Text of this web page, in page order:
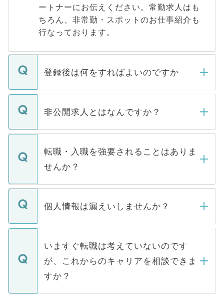
ートナーにお伝えください。常勤求人はも
ちろん、非常勤・スポットのお仕事紹介も
行なっております。
登録後は何をすればよいのですか
ご登録いただきましたら、弊社担当者がご
登録内容を確認し、その後メールもしくは
ます。通常、5営業日以内にはご連絡をせて
いただきますので、しばらくお待ちくださ
い。
非公開求人とはなんですか？
マイナビDOCTORで取り扱っている求人の
うち約3割は、Webサイトからご覧いただ
けない「非公開求人」です。非公開求人は
下記の理由によって、一般には公開してい
ません。
■応募殺到を避けるため 人気のある医療機
関を公にしてしまうと、応募が殺到する場
に、医療機関が求める条件に合った人材の
みを人材紹介会社に依頼するケースが増え
ています。
転職・入職を強要されることはありま
せんか？
転職・入職を強要することは一切ありませ
ん。また、仮に応募先から内定をいただい
定を承諾する必要はありません。内定先へ
の辞退の連絡はキャリアパートナーが行い
ますので、ご安心ください。
個人情報は漏えいしませんか？
個人情報が漏えいすることはありませんの
で、ご安心ください。当サイトからの登録
などで収集したご登録者様の個人情報は、
ご本人のキャリアアップおよび転職活動の
支援を目的に使用いたします。お預かりし
ているすべての個人データはご本人の許可
いますぐ転職は考えていないのです
が、これからのキャリアを相談できま
すか？